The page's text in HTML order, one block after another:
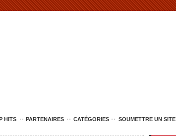
HITS PARTENAIRES CATÉGORIES SOUMETTRE UN SITE